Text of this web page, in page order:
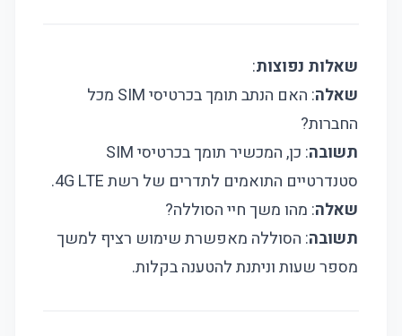
שאלות נפוצות:
שאלה
: האם הנתב תומך בכרטיסי SIM מכל
החברות?
תשובה
: כן, המכשיר תומך בכרטיסי SIM
סטנדרטיים התואמים לתדרים של רשת 4G LTE.
שאלה: מהו משך חיי הסוללה?
תשובה: הסוללה מאפשרת שימוש רציף למשך
מספר שעות וניתנת להטענה בקלות.